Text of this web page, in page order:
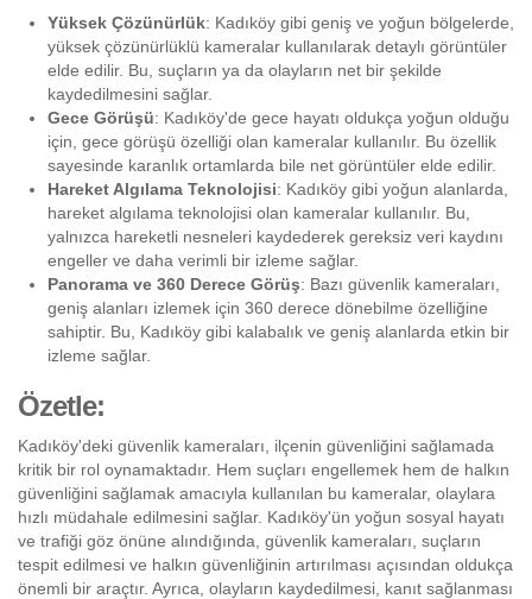
Yüksek Çözünürlük: Kadıköy gibi geniş ve yoğun bölgelerde,
yüksek çözünürlüklü kameralar kullanılarak detaylı görüntüler
elde edilir. Bu, suçların ya da olayların net bir şekilde
kaydedilmesini sağlar.
Gece Görüşü: Kadıköy'de gece hayatı oldukça yoğun olduğu
için, gece görüşü özelliği olan kameralar kullanılır. Bu özellik
sayesinde karanlık ortamlarda bile net görüntüler elde edilir.
Hareket Algılama Teknolojisi: Kadıköy gibi yoğun alanlarda,
hareket algılama teknolojisi olan kameralar kullanılır. Bu,
yalnızca hareketli nesneleri kaydederek gereksiz veri kaydını
engeller ve daha verimli bir izleme sağlar.
Panorama ve 360 Derece Görüş: Bazı güvenlik kameraları,
geniş alanları izlemek için 360 derece dönebilme özelliğine
sahiptir. Bu, Kadıköy gibi kalabalık ve geniş alanlarda etkin bir
izleme sağlar.
Özetle:
Kadıköy'deki güvenlik kameraları, ilçenin güvenliğini sağlamada
kritik bir rol oynamaktadır. Hem suçları engellemek hem de halkın
güvenliğini sağlamak amacıyla kullanılan bu kameralar, olaylara
hızlı müdahale edilmesini sağlar. Kadıköy'ün yoğun sosyal hayatı
ve trafiği göz önüne alındığında, güvenlik kameraları, suçların
tespit edilmesi ve halkın güvenliğinin artırılması açısından oldukça
önemli bir araçtır. Ayrıca, olayların kaydedilmesi, kanıt sağlanması